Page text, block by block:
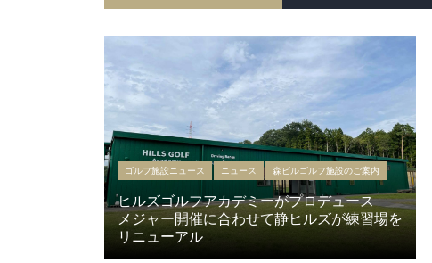
ゴルフ施設ニュース ニュース 森ビルゴルフ施設のご案内
ヒルズゴルフアカデミーがプロデュース
メジャー開催に合わせて静ヒルズが練習場を
リニューアル